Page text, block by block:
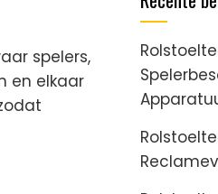
spelers,
en elkaar